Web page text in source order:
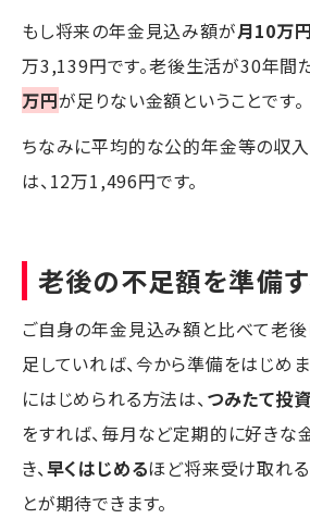
もし将来の年金見込み額が月10万
万3,139円です。老後生活が30年間
万円が足りない金額ということです。
ちなみに平均的な公的年金等の収入
は、12万1,496円です。
老後の不足額を準備
ご自身の年金見込み額と比べて老
足していれば、今から準備をはじめ
にはじめられる方法は、 つみたて投資
をすれば、毎月など定期的に好きな
き、早くはじめるほど将来受け取れる
とが期待できます。